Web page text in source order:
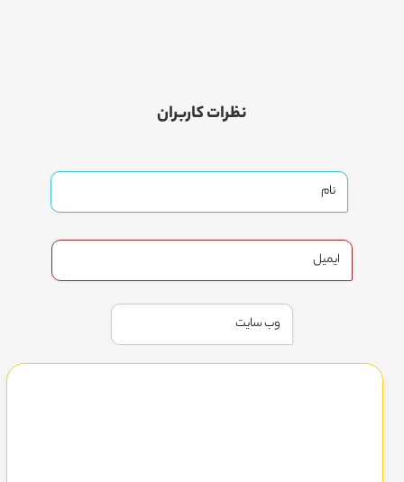
نظرات کاربران